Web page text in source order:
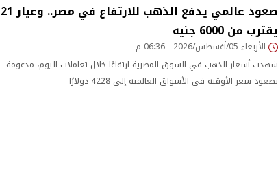
صعود عالمي يدفع الذهب للارتفاع في مصر.. وعيار 21
يقترب من 6000 جنيه
الأربعاء 05/أغسطس/2026 - 06:36 م
شهدت أسعار الذهب في السوق المصرية ارتفاعًا خلال تعاملات اليوم، مدعومة
بصعود سعر الأوقية في الأسواق العالمية إلى 4228 دولارًا